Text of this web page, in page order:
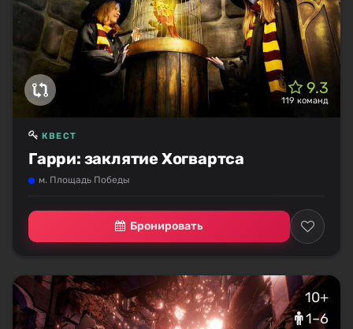
9.3
119 команд
Гарри: заклятие Хогвартса
КВЕСТ
м. Площадь Победы
Бронировать
10+
1–6